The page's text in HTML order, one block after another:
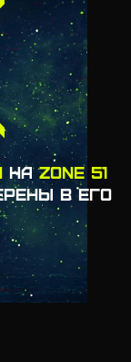
НАZONE 51
В ЕГО